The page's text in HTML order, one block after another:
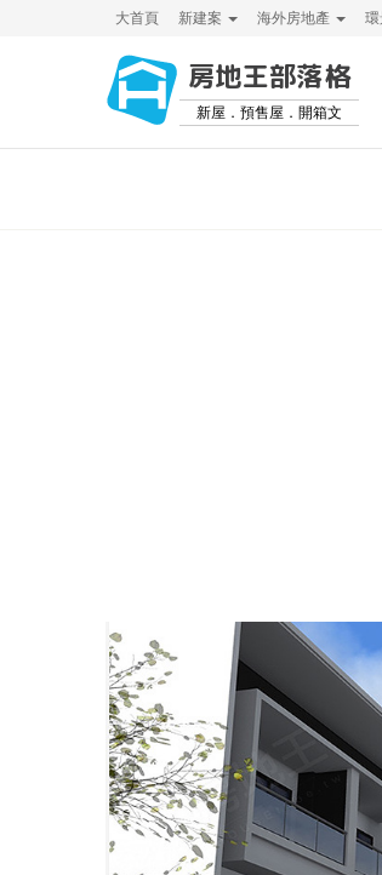
大首頁 新建案 海外房地產 環
房地王部落格
新屋．預售屋．開箱文